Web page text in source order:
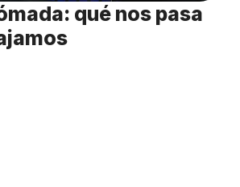
qué nos pasa